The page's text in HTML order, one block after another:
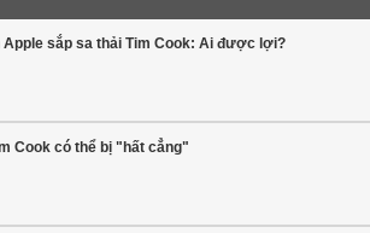
Apple sắp sa thải Tim Cook: Ai được lợi?
Cook có thể bị "hất cẳng"